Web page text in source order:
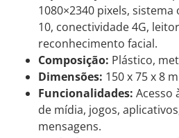
1080×2340 pixels,
10, conectividade 4G,
reconhecimento facial.
Composição: Plástico,
Dimensões: 150 x 75 x 8
Funcionalidades: Acesso
de mídia, jogos,
mensagens.